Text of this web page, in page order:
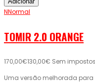
NNormal
TOMIR 2.0 ORANGE
170,00€130,00€ Sem
Uma versão melhorada